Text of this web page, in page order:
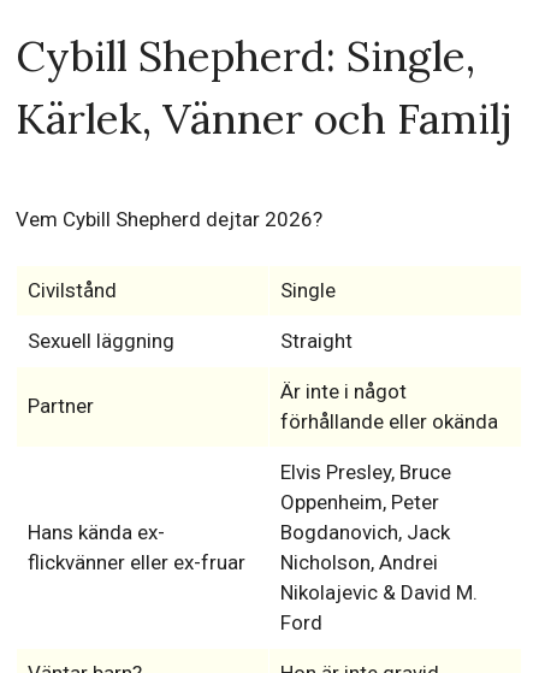
Cybill Shepherd: Single,
Kärlek, Vänner och Familj
Vem Cybill Shepherd dejtar 2026?
Civilstånd Single
Sexuell läggning Straight
Partner
Är inte i något
förhållande eller okända
Hans kända ex-
flickvänner eller ex-fruar
Elvis Presley, Bruce
Oppenheim, Peter
Bogdanovich, Jack
Nicholson, Andrei
Nikolajevic & David M.
Ford